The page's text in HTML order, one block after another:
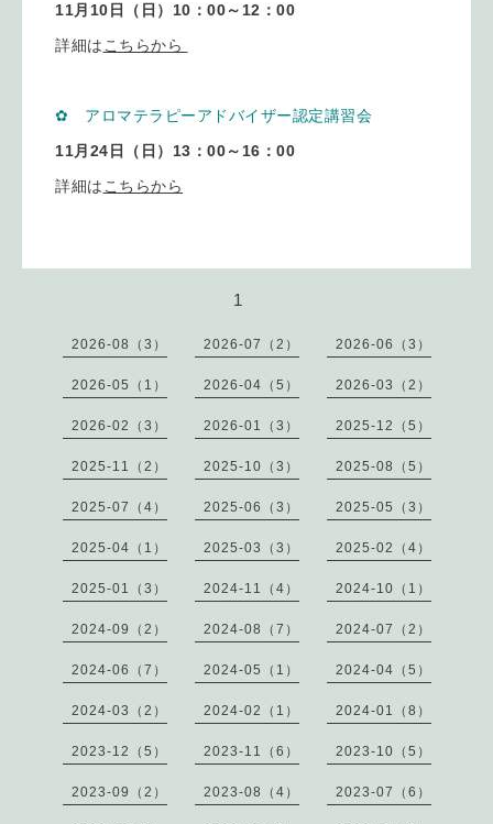
11月10日
（日）10：00～12：00
詳細はこちらから
✿ アロマテラピーアドバイザー認定講習会
11月24日（日）13：00～16：00
詳細はこちらから
1
2026-08（3） 2026-07（2） 2026-06（3）
2026-05（1） 2026-04（5） 2026-03（2）
2026-02（3） 2026-01（3） 2025-12（5）
2025-11（2） 2025-10（3） 2025-08（5）
2025-07（4） 2025-06（3） 2025-05（3）
2025-04（1） 2025-03（3） 2025-02（4）
2025-01（3） 2024-11（4） 2024-10（1）
2024-09（2） 2024-08（7） 2024-07（2）
2024-06（7） 2024-05（1） 2024-04（5）
2024-03（2） 2024-02（1） 2024-01（8）
2023-12（5） 2023-11（6） 2023-10（5）
2023-09（2） 2023-08（4） 2023-07（6）